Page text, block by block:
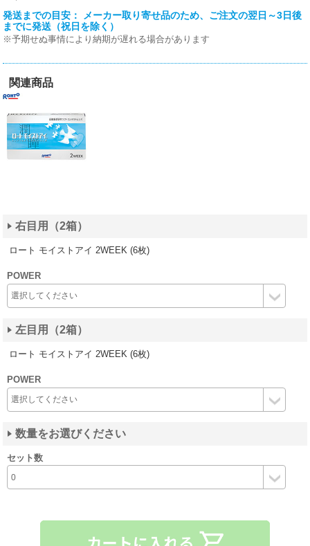
発送までの目安： メーカー取り寄せ品のため、ご注文の翌日～3日後
までに発送（祝日を除く）
※予期せぬ事情により納期が遅れる場合があります
関連商品
右目用（2箱）
ロート モイストアイ 2WEEK (6枚)
POWER
左目用（2箱）
ロート モイストアイ 2WEEK (6枚)
POWER
数量をお選びください
セット数